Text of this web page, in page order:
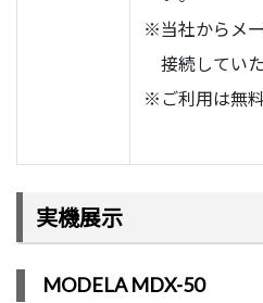
※当社からメ
接続してい
※ご利用は無料
実機展示
MODELA MDX-50